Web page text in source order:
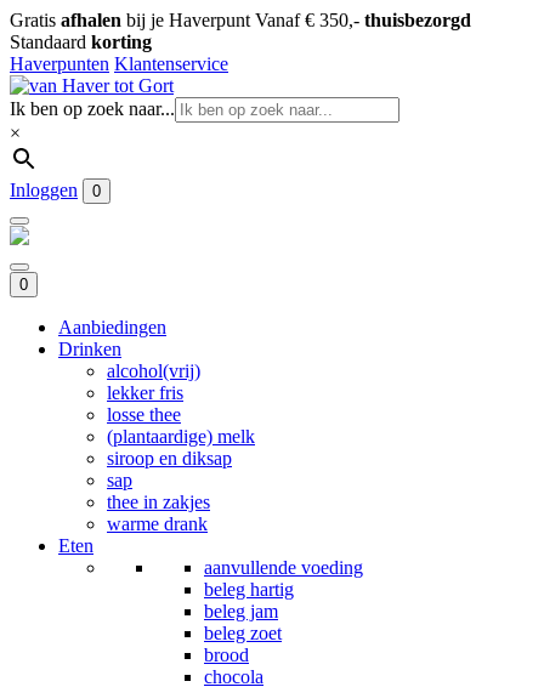
Gratis afhalen bij je Haverpunt Vanaf € 350,- thuisbezorgd
Standaard korting
Haverpunten Klantenservice
Ik ben op zoek naar...
×
Inloggen 0
0
Aanbiedingen
Drinken
alcohol(vrij)
lekker fris
losse thee
(plantaardige) melk
siroop en diksap
sap
thee in zakjes
warme drank
Eten
aanvullende voeding
beleg hartig
beleg jam
beleg zoet
brood
chocola